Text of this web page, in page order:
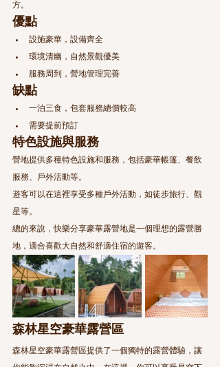
方。
優點
設施豪華，設備齊全
環境清幽，自然景觀優美
服務周到，營地管理完善
缺點
一泊三食，包套服務總價較高
需要提前預訂
特色設施與服務
營地提供多種特色設施和服務，包括豪華帳篷、餐飲
服務、戶外活動等。
遊客可以在這裡享受多種戶外活動，如徒步旅行、觀
星等。
總的來說，快樂分享豪華露營地是一個理想的露營勝
地，適合喜歡大自然和舒適住宿的遊客。
森林星空豪華露營區
森林星空豪華露營區提供了一個獨特的露營體驗，讓